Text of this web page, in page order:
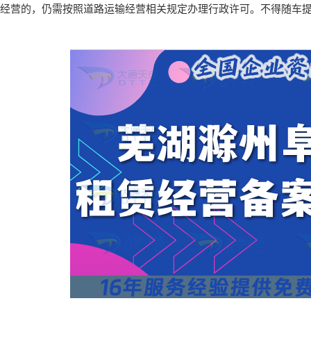
经营的，仍需按照道路运输经营相关规定办理行政许可。不得随车